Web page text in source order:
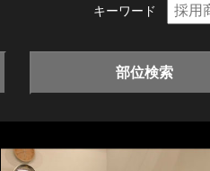
キーワード
部位検索